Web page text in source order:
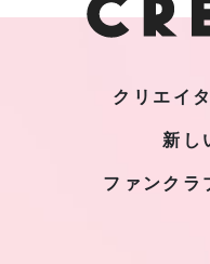
クリエイ
新し
ファンクラ